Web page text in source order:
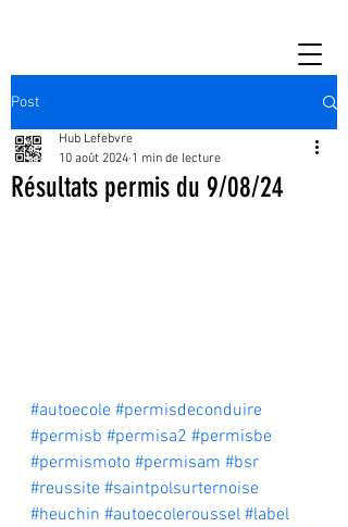
Post
Résultats permis du 9/08/24
Hub Lefebvre
10 août 2024 1 min de lecture
#autoecole #permisdeconduire
#permisb #permisa2 #permisbe
#permismoto #permisam #bsr
#reussite #saintpolsurternoise
#heuchin #autoecoleroussel #label